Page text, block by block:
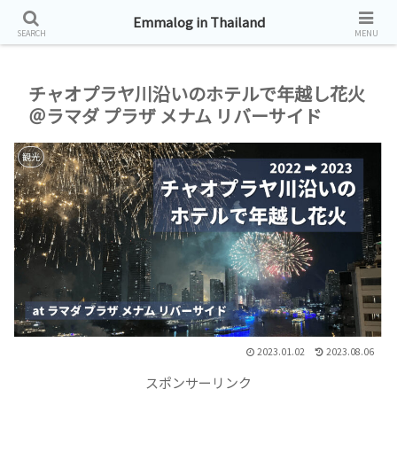
タイ帯同生活お届けしています。
チャオプラヤ川沿いのホテルで年越し花火
＠ラマダ プラザ メナム リバーサイド
観光
2023.01.02 2023.08.06
スポンサーリンク
SEARCH
Emmalog in Thailand
MENU